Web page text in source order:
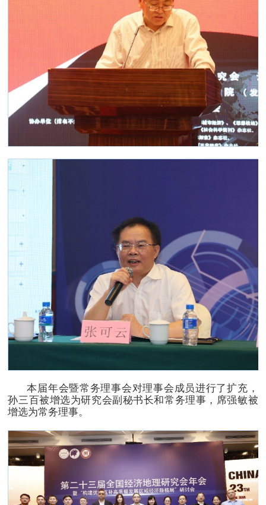
本届年会暨常务理事会对理事会成员进行了扩充，
孙三百被增选为研究会副秘书长和常务理事，席强敏被
增选为常务理事。